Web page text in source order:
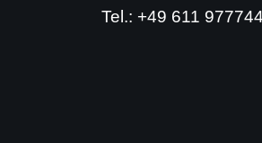
Tel.: +49 611